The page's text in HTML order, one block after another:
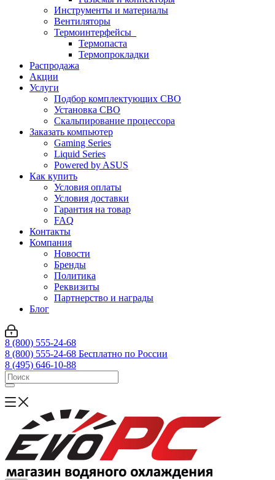
Инструменты и материалы
Вентиляторы
Термоинтерфейсы
Термопаста
Термопрокладки
Распродажа
Акции
Услуги
Подбор комплектующих СВО
Установка СВО
Скальпирование процессора
Заказать компьютер
Gaming Series
Liquid Series
Powered by ASUS
Как купить
Условия оплаты
Условия доставки
Гарантия на товар
FAQ
Контакты
Компания
Новости
Бренды
Политика
Реквизиты
Партнерство и награды
Блог
8 (800) 555-24-68
8 (800) 555-24-68 Бесплатно по России
8 (495) 646-10-88